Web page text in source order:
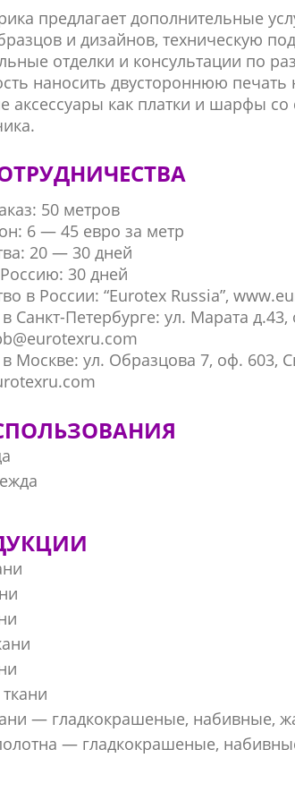
предлагает дополнительные
и дизайнов, техническую
отделки и консультации по
наносить двустороннюю печать
аксессуары как платки и шарфы
50 метров
6 — 45 евро за метр
20 — 30 дней
30 дней
в России: “Eurotex Russia”,
Петербурге: ул. Марата д.43,
ул. Образцова 7, оф. 603,
— гладкокрашеные, набивные,
— гладкокрашеные,